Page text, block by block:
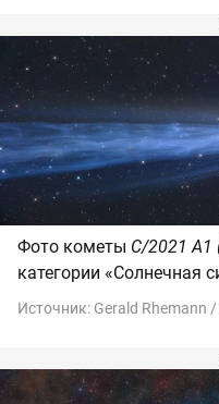
Фото кометы C/2021 A1
категории «Солнечная
Источник: Gerald Rhemann